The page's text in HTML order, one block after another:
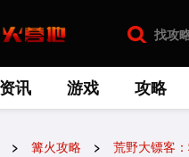
资讯 游戏 攻略
篝火攻略 荒野大镖客